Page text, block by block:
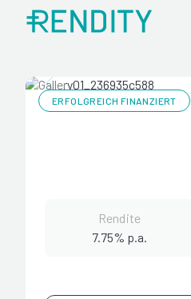
ERFOLGREICH FINANZIERT
Rendite
7.75% p.a.